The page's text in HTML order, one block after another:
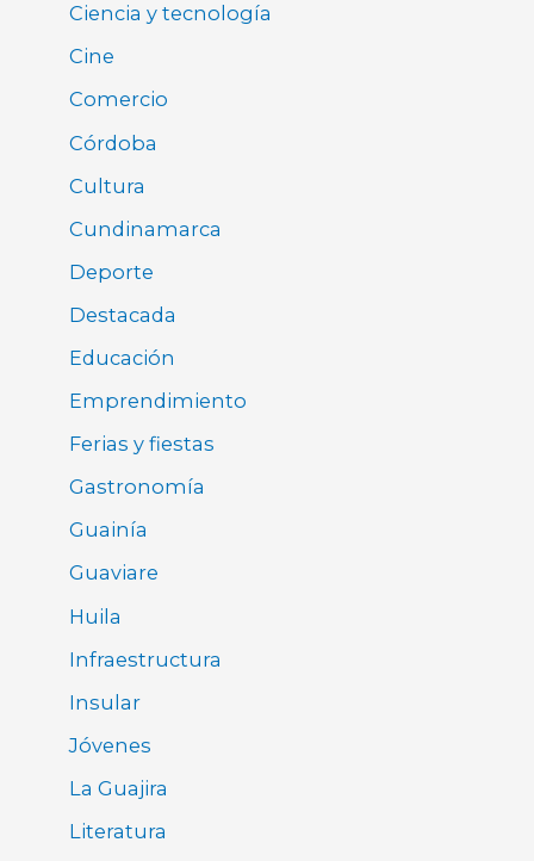
Ciencia y tecnología
Cine
Comercio
Córdoba
Cultura
Cundinamarca
Deporte
Destacada
Educación
Emprendimiento
Ferias y fiestas
Gastronomía
Guainía
Guaviare
Huila
Infraestructura
Insular
Jóvenes
La Guajira
Literatura